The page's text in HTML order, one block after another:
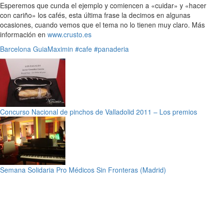
Esperemos que cunda el ejemplo y comiencen a «cuidar» y «hacer
con cariño» los cafés, esta última frase la decimos en algunas
ocasiones, cuando vemos que el tema no lo tienen muy claro. Más
información en www.crusto.es
Barcelona GuiaMaximin #cafe #panaderia
Concurso Nacional de pinchos de Valladolid 2011 – Los premios
Semana Solidaria Pro Médicos Sin Fronteras (Madrid)